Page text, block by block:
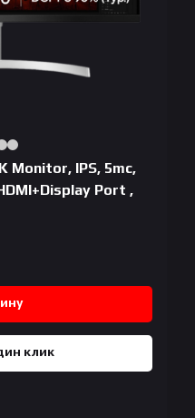
Monitor, IPS, 5mc,
Port ,
клик